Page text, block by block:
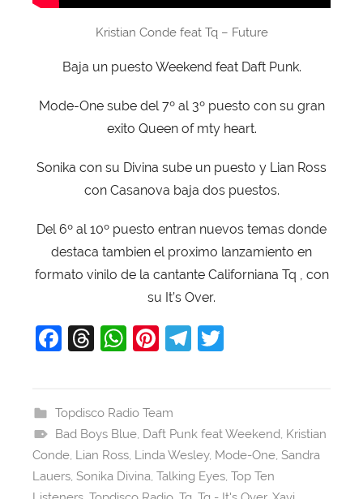
Kristian Conde feat Tq – Future
Baja un puesto Weekend feat Daft Punk.
Mode-One sube del 7º al 3º puesto con su gran
exito Queen of mty heart.
Sonika con su Divina sube un puesto y Lian Ross
con Casanova baja dos puestos.
Del 6º al 10º puesto entran nuevos temas donde
destaca tambien el proximo lanzamiento en
formato vinilo de la cantante Californiana Tq , con
su It’s Over.
F
e
b
o
T
a
d
s
W
s
A
p
Pi
e
st
T
a
m
Topdisco Radio Team
Bad Boys Blue, Daft Punk feat Weekend, Kristian
Conde, Lian Ross, Linda Wesley, Mode-One, Sandra
Lauers, Sonika Divina, Talking Eyes, Top Ten